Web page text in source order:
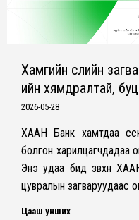
Хамгийн сүүлийн
ийн хямдралтай,
2026-05-28
ХААН Банк хамтдаа
болгон харилцагчдадаа
Энэ удаа бид зөвхөн
цувралын загваруудаас
Цааш унших